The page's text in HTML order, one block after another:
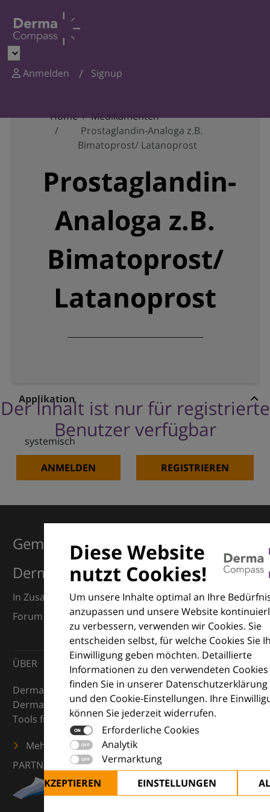
Anmelden Signup
Home
Medikamenten
Prostaglandin-Analoga z.B.
Bimatoprost/ Latanoprost
Prostaglandin-
Analoga z.B.
Bimatoprost/
Latanoprost
Der Inhalt ist nur für registrierte
Benutzer verfügbar
ANMELDEN REGISTRIEREN
Applikation
systemisch
Diese Website
nutzt Cookies!
Um unsere Inhalte optimal an Ihre
anzupassen und unsere Website
zu verbessern, verwenden wir Cookies. Sie
entscheiden selbst, für welche Cookies Sie
Einwilligung geben möchten. Detaillierte
Informationen zu den verwendeten Cookies
finden Sie in unserer Datenschutzerklärung
und den Cookie-Einstellungen. Ihre
können Sie jederzeit widerrufen.
Erforderliche Cookies
Analytik
Vermarktung
ALLE AKZEPTIEREN
EINSTELLUNGEN
Gemeinsam für Exzellenz in der
Dermatologie
In Zusammenarbeit mit dem European Dermatology
Forum (EDF) und Euroderm Excellence
ÜBER
DermaCompass ist Ihr digitaler Kompass für die
Dermatologie – mit Wissen, Bildern und praktischen
Tools für den klinischen Alltag.
Mehr erfahren
PARTNER